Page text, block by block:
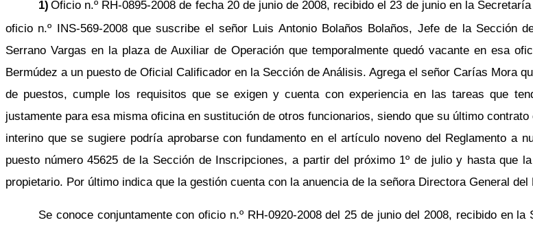
1) Oficio n.º RH-0895-2008 de fecha 20 de junio de 2008, recibido el 23 de junio en la
oficio n.º INS-569-2008 que suscribe el señor Luis Antonio Bolaños Bolaños, Jefe de la Sección
Serrano Vargas en la plaza de Auxiliar de Operación que temporalmente quedó vacante en esa
Bermúdez a un puesto de Oficial Calificador en la Sección de Análisis. Agrega el señor Carías Mora
de puestos, cumple los requisitos que se exigen y cuenta con experiencia en las tareas que
justamente para esa misma oficina en sustitución de otros funcionarios, siendo que su último
interino que se sugiere podría aprobarse con fundamento en el artículo noveno del Reglamento a
puesto número 45625 de la Sección de Inscripciones, a partir del próximo 1º de julio y hasta que
propietario. Por último indica que la gestión cuenta con la anuencia de la señora Directora General
Se conoce conjuntamente con oficio n.º RH-0920-2008 del 25 de junio del 2008, recibido en